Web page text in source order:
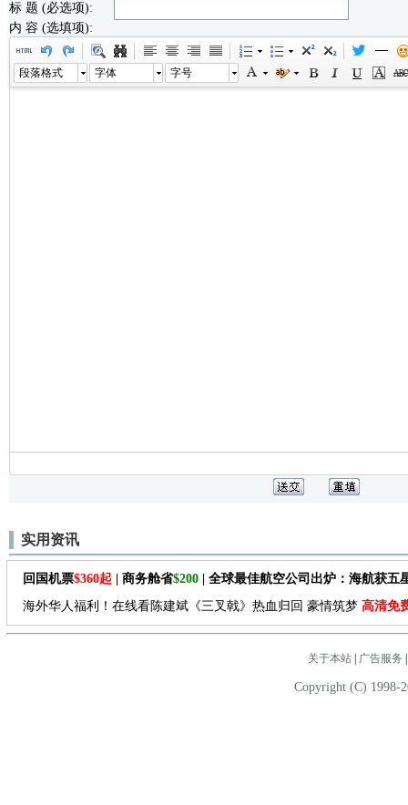
标 题 (必选项):
内 容 (选填项):
段落格式 字体 字号
实用资讯
回国机票$360起 | 商务舱省$200 | 全球最佳航空公司出炉：海航获五
海外华人福利！在线看陈建斌《三叉戟》热血归回 豪情筑梦 高清免
关于本站| 广告服务
Copyright (C) 1998-